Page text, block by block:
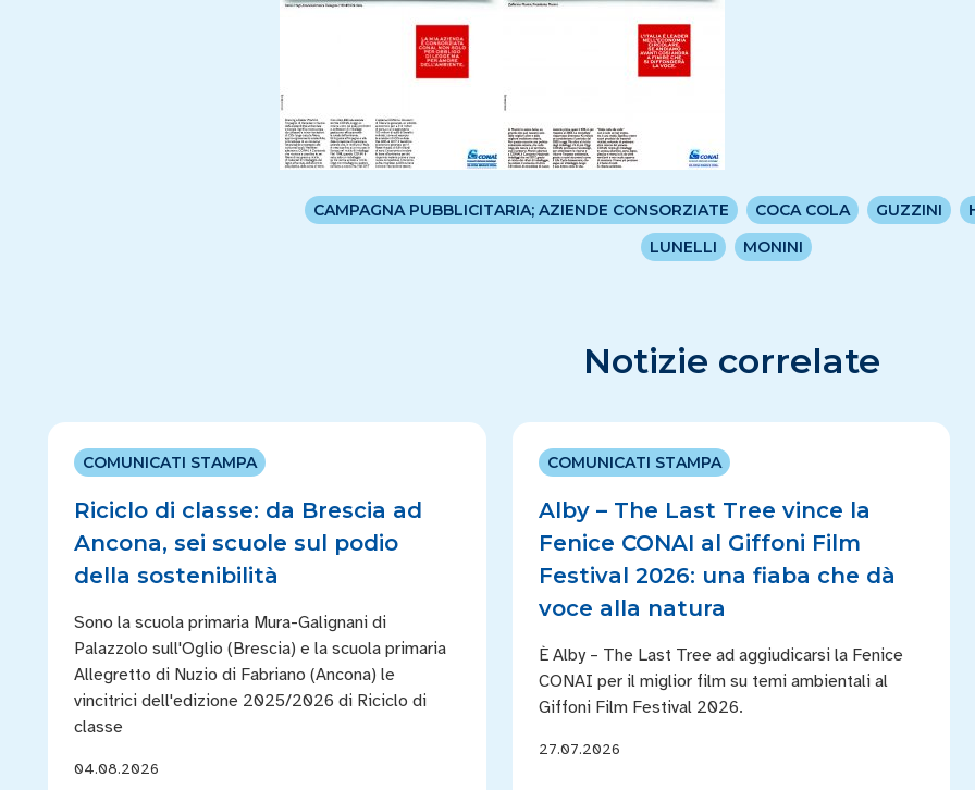
CAMPAGNA PUBBLICITARIA; AZIENDE CONSORZIATE COCA COLA GUZZINI
LUNELLI
MONINI
Notizie correlate
COMUNICATI STAMPA
Riciclo di classe: da Brescia ad
Ancona, sei scuole sul podio
della sostenibilità
Sono la scuola primaria Mura-Galignani di
Palazzolo sull'Oglio (Brescia) e la scuola primaria
Allegretto di Nuzio di Fabriano (Ancona) le
vincitrici dell'edizione 2025/2026 di Riciclo di
classe
04.08.2026
COMUNICATI STAMPA
Alby – The Last Tree vince la
Fenice CONAI al Giffoni Film
Festival 2026: una fiaba che dà
voce alla natura
È Alby – The Last Tree ad aggiudicarsi la Fenice
CONAI per il miglior film su temi ambientali al
Giffoni Film Festival 2026.
27.07.2026